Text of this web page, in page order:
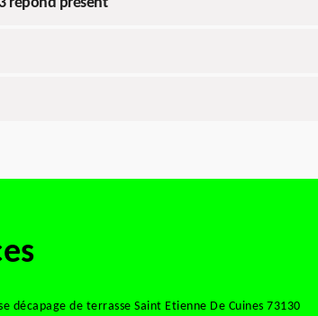
décapage de terrasse Saint Etienne De Cuines 73130